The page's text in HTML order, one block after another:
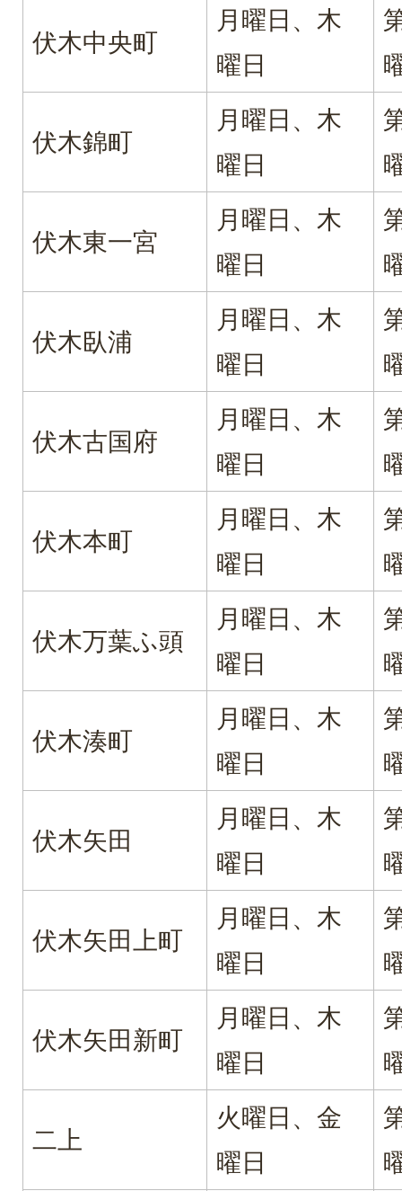
伏木中央町
月曜日、木
曜日
伏木錦町
月曜日、木
曜日
伏木東一宮
月曜日、木
曜日
伏木臥浦
月曜日、木
曜日
伏木古国府
月曜日、木
曜日
伏木本町
月曜日、木
曜日
伏木万葉ふ頭
月曜日、木
曜日
伏木湊町
月曜日、木
曜日
伏木矢田
月曜日、木
曜日
伏木矢田上町
月曜日、木
曜日
伏木矢田新町
月曜日、木
曜日
二上
火曜日、金
曜日